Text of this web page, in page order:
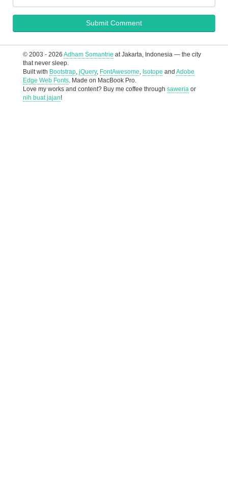
© 2003 - 2026 Adham Somantrie at Jakarta, Indonesia — the city
that never sleep.
Built with Bootstrap, jQuery, FontAwesome, Isotope and Adobe
Edge Web Fonts. Made on MacBook Pro.
Love my works and content? Buy me coffee through saweria or
nih buat jajan!